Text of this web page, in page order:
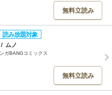
無料立読み
/ ムノ
ガBANGコミックス
無料立読み